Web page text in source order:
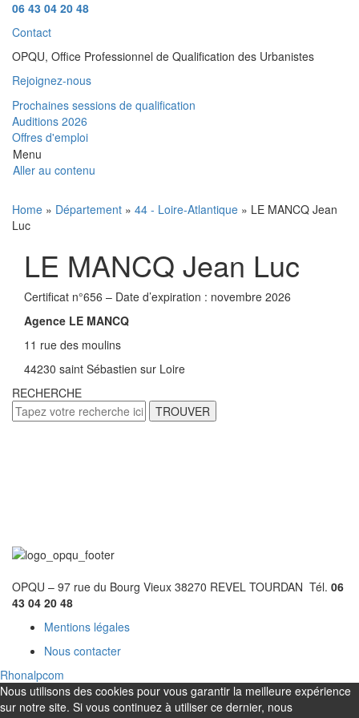
06 43 04 20 48
Contact
OPQU, Office Professionnel de Qualification des Urbanistes
Rejoignez-nous
Prochaines sessions de qualification
Auditions 2026
Offres d'emploi
Menu
Aller au contenu
Home » Département » 44 - Loire-Atlantique » LE MANCQ Jean
Luc
LE MANCQ Jean Luc
Certificat n°656 – Date d’expiration : novembre 2026
Agence LE MANCQ
11 rue des moulins
44230 saint Sébastien sur Loire
RECHERCHE
TROUVER
OPQU – 97 rue du Bourg Vieux 38270 REVEL TOURDAN Tél. 06
43 04 20 48
Mentions légales
Nous contacter
Rhonalpcom
Nous utilisons des cookies pour vous garantir la meilleure expérience
sur notre site. Si vous continuez à utiliser ce dernier, nous